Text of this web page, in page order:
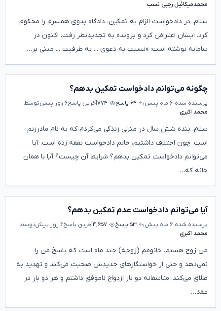
محمدمیکائیل رجبی نسب
سلام. در دادخواست الزام به تمکین، دادگاه بدوی همسرم را محکوم
کرد. ایشان اعتراض کرد و پرونده به تجدیدنظر رفت. اکنون در
سامانه نوشته است: «نسبت به دعوی ... به طرفیت ... مبنی بر…
چگونه می‌توانم دادخواست تمکین بدهم؟
پرسیده شده ۶ ماه پیش ۶۴ پاسخ ۷۷۴آخرین پاسخ۶ روز پیش
توسط
محمد اکبری
سلام. بنده شش سال در منزلی زندگی می‌کردم که به نام مادرزنم
است. چون اختلاف داشتیم، خانم دادخواست نفقه زده است. آیا
می‌توانم دادخواست تمکین بدهم؟ شرایط آن چیست؟ آیا با همان
خانه که…
آیا می‌توانم دادخواست عدم تمکین بدهم؟
پرسیده شده ۶ ماه پیش ۵۳ پاسخ ۴,۶۵۷آخرین پاسخ۶ روز پیش
توسط
محمد اکبری
من زوج هستم. خانومم (زوجه) چند ماه است که پاسخ من را
نمی‌دهد و حتی از خواستگارهای جدیدش صحبت می‌کند و تهدید به
طلاق می‌کند. متاسفانه دو بار ازدواج ناموفق داشتم و هر دو بار در
عقد…